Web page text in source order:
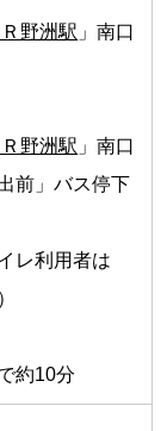
Ｒ野洲駅 」南口
Ｒ野洲駅 」南口
前」バス停下
レ利用者は
約10分